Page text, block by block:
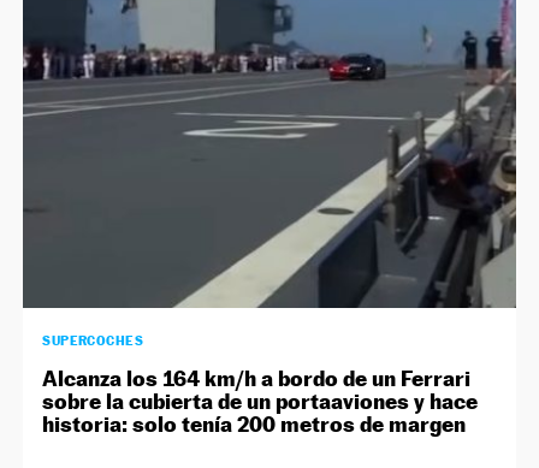
SÍGUENOS
SUPERCOCHES
Alcanza los 164 km/h a bordo de un Ferrari
sobre la cubierta de un portaaviones y hace
historia: solo tenía 200 metros de margen